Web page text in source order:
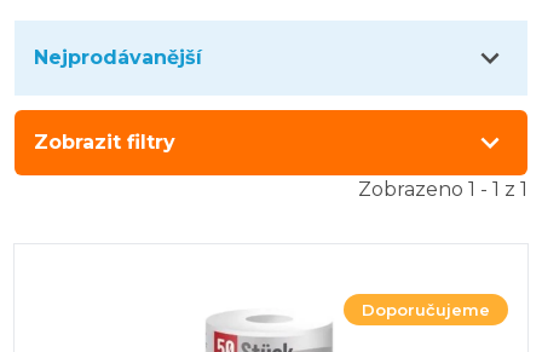
Nejprodávanější
Zobrazit filtry
Zobrazeno 1 - 1 z 1
Doporučujeme